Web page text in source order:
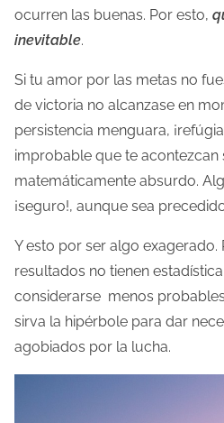
e
l
c
t
u
r
a
d
e
ocurren las buenas. Por esto,
inevitable.
Si tu amor por las metas no
de victoria no alcanzase en
persistencia menguara,
improbable que te acontezcan
matemáticamente absurdo.
¡seguro!, aunque sea
Y esto por ser algo
resultados no tienen
considerarse menos
sirva la hipérbole para dar
agobiados por la lucha.